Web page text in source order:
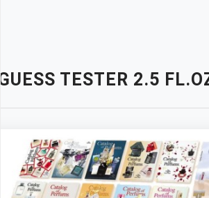
GUESS TESTER 2.5